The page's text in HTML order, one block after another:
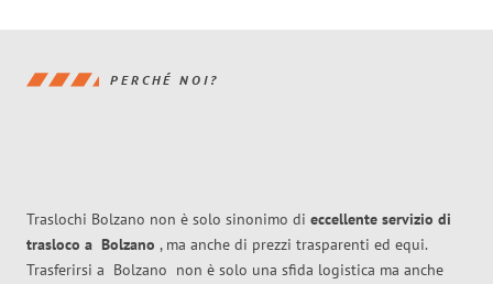
PERCHÉ NOI?
Traslochi Bolzano non è solo sinonimo di eccellente servizio di
trasloco a Bolzano , ma anche di prezzi trasparenti ed equi.
Trasferirsi a Bolzano non è solo una sfida logistica ma anche